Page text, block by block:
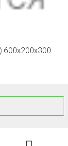
600x200x300